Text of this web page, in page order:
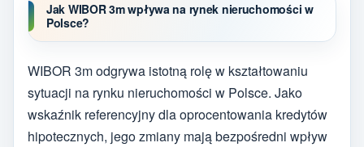
Jak WIBOR 3m wpływa na rynek nieruchomości w
Polsce?
WIBOR 3m odgrywa istotną rolę w kształtowaniu
sytuacji na rynku nieruchomości w Polsce. Jako
wskaźnik referencyjny dla oprocentowania kredytów
hipotecznych, jego zmiany mają bezpośredni wpływ